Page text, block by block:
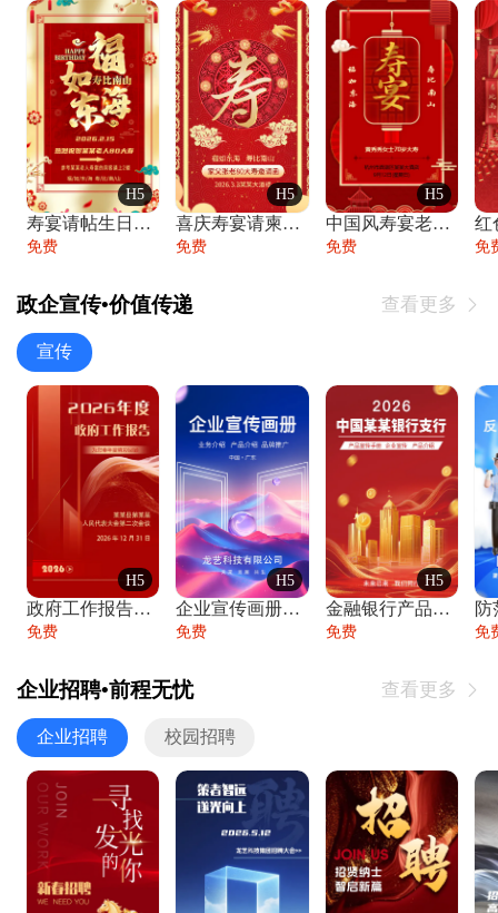
H5
寿宴请帖生日宴邀请函老人寿星生日快乐祝寿
免费
H5
喜庆寿宴请柬老人生日宴会邀请函请柬过大寿
免费
H5
中国风寿宴老人生日宴会邀请函寿宴请帖请柬
免费 免
政企宣传•价值传递 查看更多 
宣传
H5
政府工作报告政府年终工作总结
免费
H5
企业宣传画册公司简介产品介绍业务宣传手册
免费
H5
金融银行产品宣传手册企业宣传产品介绍
免费
防
免
企业招聘•前程无忧 查看更多 
企业招聘 校园招聘